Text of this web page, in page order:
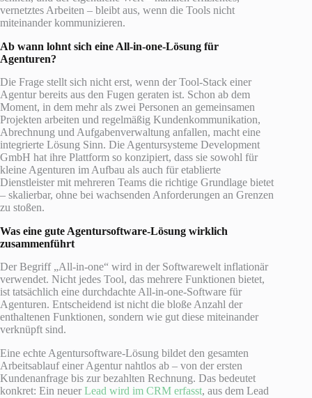
vernetztes Arbeiten – bleibt aus, wenn die Tools nicht
miteinander kommunizieren.
Ab wann lohnt sich eine All-in-one-Lösung für
Agenturen?
Die Frage stellt sich nicht erst, wenn der Tool-Stack einer
Agentur bereits aus den Fugen geraten ist. Schon ab dem
Moment, in dem mehr als zwei Personen an gemeinsamen
Projekten arbeiten und regelmäßig Kundenkommunikation,
Abrechnung und Aufgabenverwaltung anfallen, macht eine
integrierte Lösung Sinn. Die Agentursysteme Development
GmbH hat ihre Plattform so konzipiert, dass sie sowohl für
kleine Agenturen im Aufbau als auch für etablierte
Dienstleister mit mehreren Teams die richtige Grundlage bietet
– skalierbar, ohne bei wachsenden Anforderungen an Grenzen
zu stoßen.
Was eine gute Agentursoftware-Lösung wirklich
zusammenführt
Der Begriff „All-in-one“ wird in der Softwarewelt inflationär
verwendet. Nicht jedes Tool, das mehrere Funktionen bietet,
ist tatsächlich eine durchdachte All-in-one-Software für
Agenturen. Entscheidend ist nicht die bloße Anzahl der
enthaltenen Funktionen, sondern wie gut diese miteinander
verknüpft sind.
Eine echte Agentursoftware-Lösung bildet den gesamten
Arbeitsablauf einer Agentur nahtlos ab – von der ersten
Kundenanfrage bis zur bezahlten Rechnung. Das bedeutet
konkret: Ein neuer Lead wird im CRM erfasst, aus dem Lead